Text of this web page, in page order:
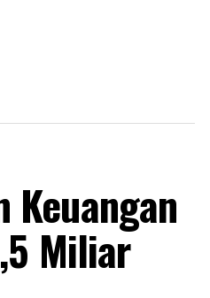
Keuangan
Miliar